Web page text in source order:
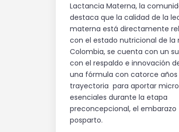
Lactancia Materna, la
destaca que la calidad de la
materna está directamente
con el estado nutricional de la
Colombia, se cuenta con un
con el respaldo e innovación
una fórmula con catorce años
trayectoria para aportar
esenciales durante la etapa
preconcepcional, el
posparto.